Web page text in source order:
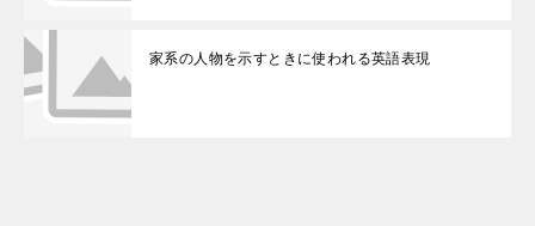
家系の人物を示すときに使われる英語表現